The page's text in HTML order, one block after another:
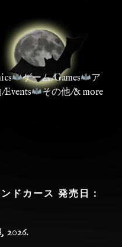
ゲーム/Games
ア
Events その他/& more
ドカース 発売日：
2026.